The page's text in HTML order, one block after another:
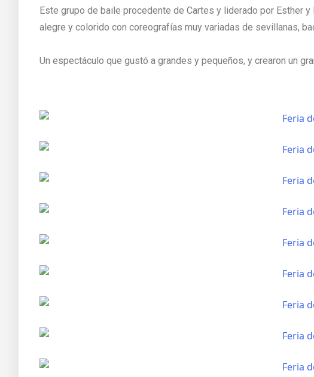
Este grupo de baile procedente de Cartes y liderado por Esther
alegre y colorido con coreografías muy variadas de sevillanas,
Un espectáculo que gustó a grandes y pequeños, y crearon un